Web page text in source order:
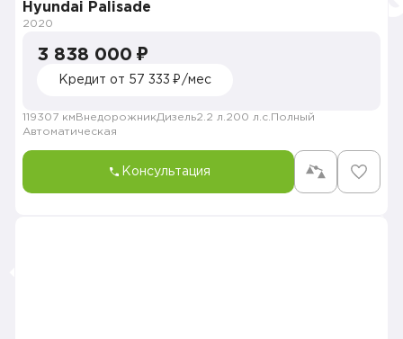
Hyundai Palisade
2020
3 838 000 ₽
Кредит от 57 333 ₽/мес
119307 км ВнедорожникДизель2.2 л. 200 л.с. Полный
Автоматическая
Консультация